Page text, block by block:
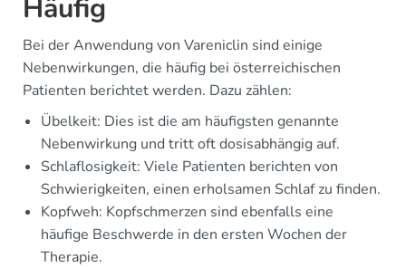
Häufig
Bei der Anwendung von Vareniclin sind einige
Nebenwirkungen, die häufig bei österreichischen
Patienten berichtet werden. Dazu zählen:
Übelkeit: Dies ist die am häufigsten genannte
Nebenwirkung und tritt oft dosisabhängig auf.
Schlaflosigkeit: Viele Patienten berichten von
Schwierigkeiten, einen erholsamen Schlaf zu finden.
Kopfweh: Kopfschmerzen sind ebenfalls eine
häufige Beschwerde in den ersten Wochen der
Therapie.